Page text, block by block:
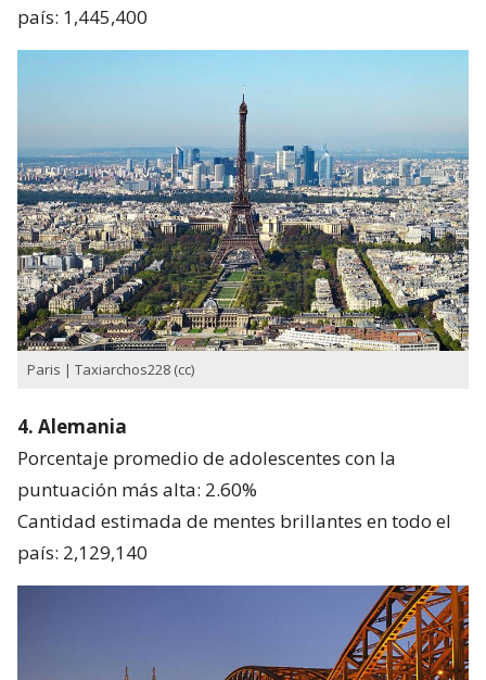
país: 1,445,400
Paris | Taxiarchos228 (cc)
4. Alemania
Porcentaje promedio de adolescentes con la
puntuación más alta: 2.60%
Cantidad estimada de mentes brillantes en todo el
país: 2,129,140